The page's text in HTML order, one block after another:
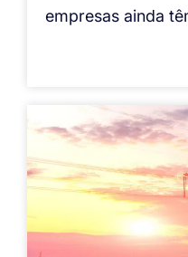
empresas ainda